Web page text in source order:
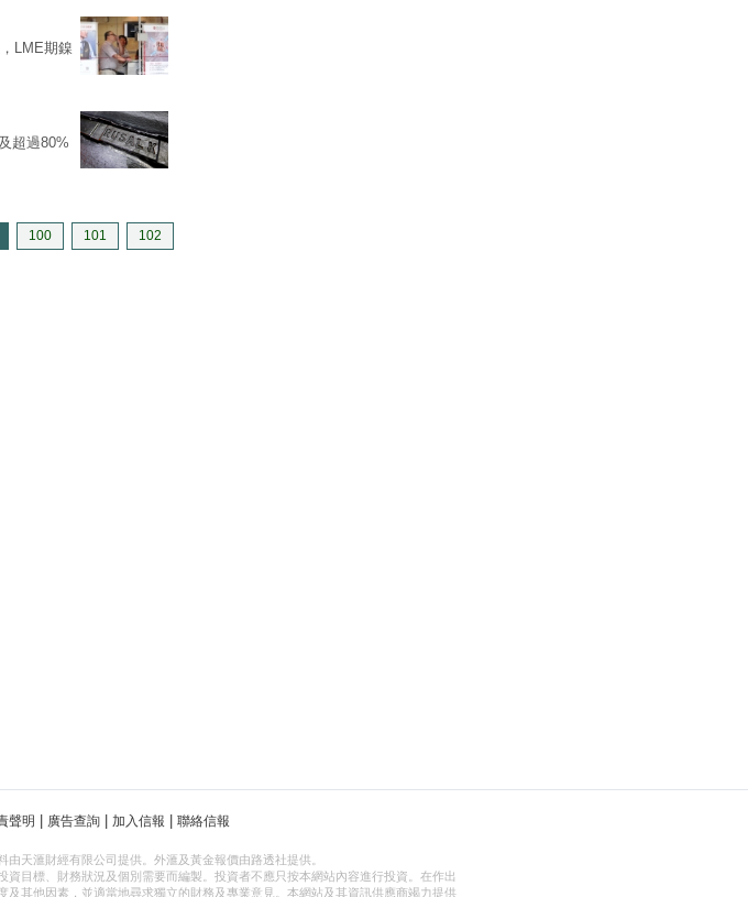
LME期鎳
超過80%
100 101 102
聲明 廣告查詢 加入信報 聯絡信報
天滙財經有限公司提供。外滙及黃金報價由路透社提供。
目標、財務狀況及個別需要而編製。投資者不應只按本網站內容進行投資。在作出
其他因素，並適當地尋求獨立的財務及專業意見。本網站及其資訊供應商竭力提供